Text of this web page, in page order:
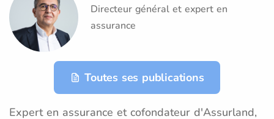
Directeur général et expert en
assurance
Toutes ses publications
Expert en assurance et cofondateur d'Assurland,